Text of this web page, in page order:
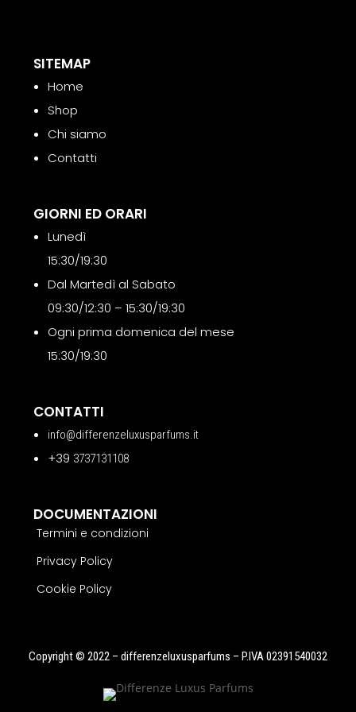
SITEMAP
Home
Shop
Chi siamo
Contatti
GIORNI ED ORARI
Lunedì
15:30/19:30
Dal Martedì al Sabato
09:30/12:30 – 15:30/19:30
Ogni prima domenica del mese
15:30/19:30
CONTATTI
info@differenzeluxusparfums.it
+39 3737131108
DOCUMENTAZIONI
Termini e condizioni
Privacy Policy
Cookie Policy
Copyright © 2022 – differenzeluxusparfums – P.IVA 02391540032